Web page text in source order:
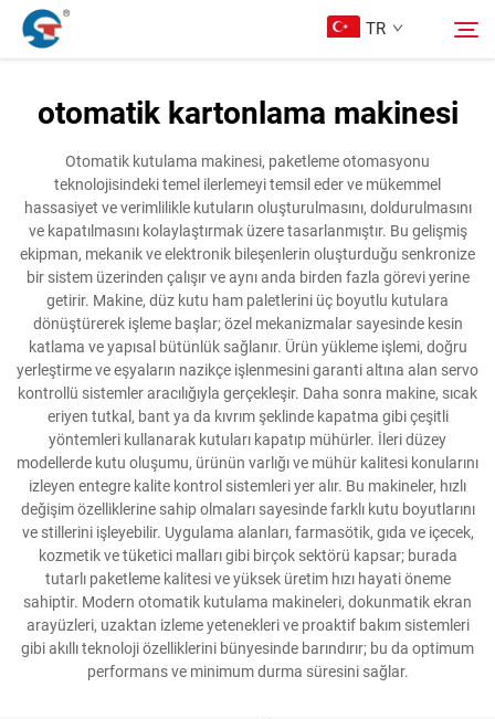
TR
Ürünler
Tasarım Örnekleri
Hizmet
Haberler
Bize Ulaşın
Arama
otomatik kartonlama makinesi
Otomatik kutulama makinesi, paketleme otomasyonu
teknolojisindeki temel ilerlemeyi temsil eder ve mükemmel
hassasiyet ve verimlilikle kutuların oluşturulmasını, doldurulmasını
ve kapatılmasını kolaylaştırmak üzere tasarlanmıştır. Bu gelişmiş
ekipman, mekanik ve elektronik bileşenlerin oluşturduğu senkronize
bir sistem üzerinden çalışır ve aynı anda birden fazla görevi yerine
getirir. Makine, düz kutu ham paletlerini üç boyutlu kutulara
dönüştürerek işleme başlar; özel mekanizmalar sayesinde kesin
katlama ve yapısal bütünlük sağlanır. Ürün yükleme işlemi, doğru
yerleştirme ve eşyaların nazikçe işlenmesini garanti altına alan servo
kontrollü sistemler aracılığıyla gerçekleşir. Daha sonra makine, sıcak
eriyen tutkal, bant ya da kıvrım şeklinde kapatma gibi çeşitli
yöntemleri kullanarak kutuları kapatıp mühürler. İleri düzey
modellerde kutu oluşumu, ürünün varlığı ve mühür kalitesi konularını
izleyen entegre kalite kontrol sistemleri yer alır. Bu makineler, hızlı
değişim özelliklerine sahip olmaları sayesinde farklı kutu boyutlarını
ve stillerini işleyebilir. Uygulama alanları, farmasötik, gıda ve içecek,
kozmetik ve tüketici malları gibi birçok sektörü kapsar; burada
tutarlı paketleme kalitesi ve yüksek üretim hızı hayati öneme
sahiptir. Modern otomatik kutulama makineleri, dokunmatik ekran
arayüzleri, uzaktan izleme yetenekleri ve proaktif bakım sistemleri
gibi akıllı teknoloji özelliklerini bünyesinde barındırır; bu da optimum
performans ve minimum durma süresini sağlar.